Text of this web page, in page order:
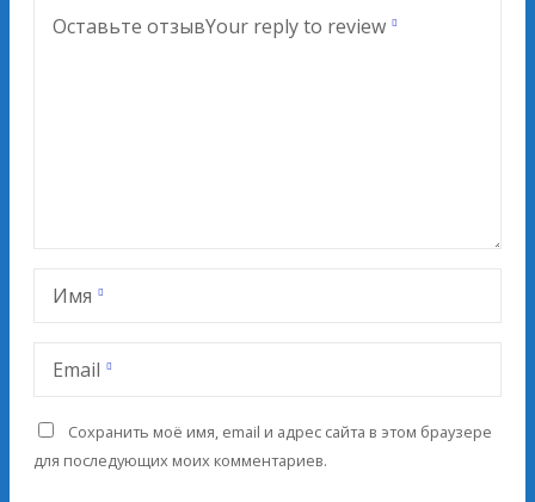
Оставьте отзывYour reply to review
Имя
Email
Сохранить моё имя, email и адрес сайта в этом браузере
для последующих моих комментариев.